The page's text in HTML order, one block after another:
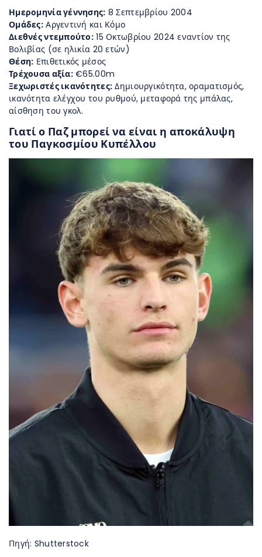
Ημερομηνία γέννησης: 8 Σεπτεμβρίου 2004
Ομάδες:Αργεντινή και Κόμο
Διεθνές ντεμπούτο: 15 Οκτωβρίου 2024 εναντίον της
Βολιβίας (σε ηλικία 20 ετών)
Θέση: Επιθετικός μέσος
Τρέχουσα αξία:€65.00m
Ξεχωριστές ικανότητες: Δημιουργικότητα, οραματισμός,
ικανότητα ελέγχου του ρυθμού, μεταφορά της μπάλας,
αίσθηση του γκολ.
Γιατί ο Παζ μπορεί να είναι η αποκάλυψη
του Παγκοσμίου Κυπέλλου
Πηγή: Shutterstock